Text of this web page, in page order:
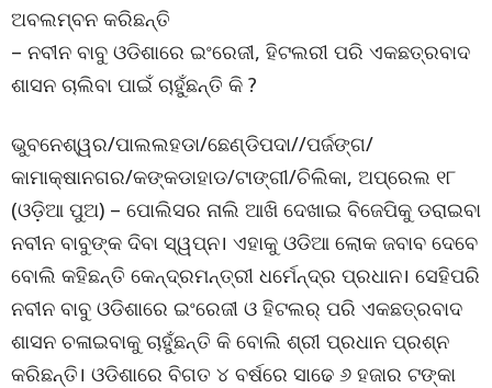
ଅବଲମ୍ବନ କରିଛନ୍ତି
– ନବୀନ ବାବୁ ଓଡିଶାରେ ଇଂରେଜୀ, ହିଟଲରୀ ପରି ଏକଛତ୍ରବାଦ
ଶାସନ ଚାଲିବା ପାଇଁ ଚାହୁଁଛନ୍ତି କି ?
ଭୁବନେଶ୍ୱର/ପାଲଲହଡା/ଛେଣ୍ଡିପଦା//ପର୍ଜଙ୍ଗ/
କାମାକ୍ଷାନଗର/କଙ୍କଡାହାଡ/ଟାଙ୍ଗୀ/ଚିଲିକା, ଅପ୍ରେଲ ୧୮
(ଓଡ଼ିଆ ପୁଅ) – ପୋଲିସର ନାଲି ଆଖି ଦେଖାଇ ବିଜେପିକୁ ଡରାଇବା
ନବୀନ ବାବୁଙ୍କ ଦିବା ସ୍ୱପ୍ନ। ଏହାକୁ ଓଡିଆ ଲୋକ ଜବାବ ଦେବେ
ବୋଲି କହିଛନ୍ତି କେନ୍ଦ୍ରମନ୍ତ୍ରୀ ଧର୍ମେନ୍ଦ୍ର ପ୍ରଧାନ। ସେହିପରି
ନବୀନ ବାବୁ ଓଡିଶାରେ ଇଂରେଜୀ ଓ ହିଟଲର୍ ପରି ଏକଛତ୍ରବାଦ
ଶାସନ ଚଳାଇବାକୁ ଚାହୁଁଛନ୍ତି କି ବୋଲି ଶ୍ରୀ ପ୍ରଧାନ ପ୍ରଶ୍ନ
କରିଛନ୍ତି। ଓଡିଶାରେ ବିଗତ ୪ ବର୍ଷରେ ସାଢେ ୬ ହଜାର ଟଙ୍କା